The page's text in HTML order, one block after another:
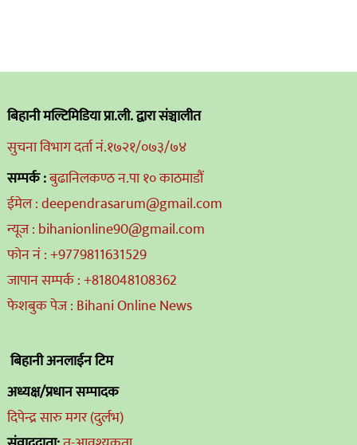
बिहानी मल्टिमिडिया प्रा.ली. द्वारा संञ्चालीत
सुचना विभाग दर्ता नं.१७२१/०७३/७४
सम्पर्क :बुढानिलकण्ठ न.पा १० काठमाडौं
ईमेल : deependrasarum@gmail.com
न्यूज : bihanionline90@gmail.com
फोन नं : +9779811631529
जापान सम्पर्क : +818048108362
फेशबुक पेज : Bihani Online News
बिहानी अनलाईन टिम
अध्यक्ष/प्रधान सम्पादक
दिपेन्द्र सारु मगर (दुर्लभ)